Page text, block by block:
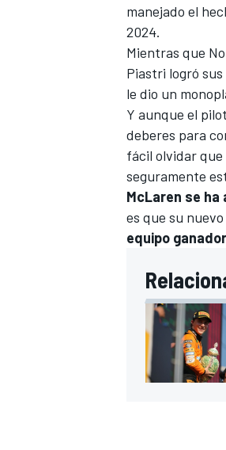
manejado el
2024.
Mientras que
Piastri logró
le dio un
Y aunque el
deberes para
fácil olvidar que
seguramente
McLaren se
es que su
equipo ganador